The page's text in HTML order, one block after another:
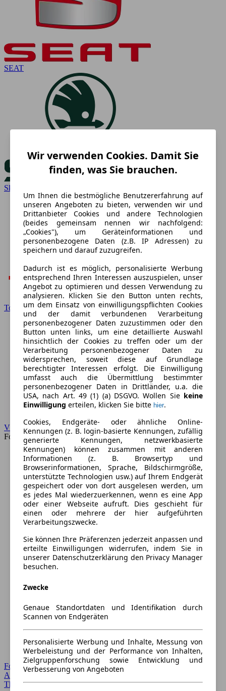
SEAT
Skoda
Toyota
VW
Forum
Forum Startseite
Alle Auto-Foren
Themen-Forum
Wir verwenden Cookies. Damit Sie
finden, was Sie brauchen.
Um Ihnen die bestmögliche Benutzererfahrung auf
unseren Angeboten zu bieten, verwenden wir und
Drittanbieter Cookies und andere Technologien
(beides gemeinsam nennen wir nachfolgend:
„Cookies"), um Geräteinformationen und
personenbezogene Daten (z.B. IP Adressen) zu
speichern und darauf zuzugreifen.
Dadurch ist es möglich, personalisierte Werbung
entsprechend Ihren Interessen auszuspielen, unser
Angebot zu optimieren und dessen Verwendung zu
analysieren. Klicken Sie den Button unten rechts,
um dem Einsatz von einwilligungspflichten Cookies
und der damit verbundenen Verarbeitung
personenbezogener Daten zuzustimmen oder den
Button unten links, um eine detaillierte Auswahl
hinsichtlich der Cookies zu treffen oder um der
Verarbeitung personenbezogener Daten zu
widersprechen, soweit diese auf Grundlage
berechtigter Interessen erfolgt. Die Einwilligung
umfasst auch die Übermittlung bestimmter
personenbezogener Daten in Drittländer, u.a. die
USA, nach Art. 49 (1) (a) DSGVO. Wollen Sie keine
Einwilligung erteilen, klicken Sie bitte hier.
Cookies, Endgeräte- oder ähnliche Online-
Kennungen (z. B. login-basierte Kennungen, zufällig
generierte Kennungen, netzwerkbasierte
Kennungen) können zusammen mit anderen
Informationen (z. B. Browsertyp und
Browserinformationen, Sprache, Bildschirmgröße,
unterstützte Technologien usw.) auf Ihrem Endgerät
gespeichert oder von dort ausgelesen werden, um
es jedes Mal wiederzuerkennen, wenn es eine App
oder einer Webseite aufruft. Dies geschieht für
einen oder mehrere der hier aufgeführten
Verarbeitungszwecke.
Sie können Ihre Präferenzen jederzeit anpassen und
erteilte Einwilligungen widerrufen, indem Sie in
unserer Datenschutzerklärung den Privacy Manager
besuchen.
Zwecke
Genaue Standortdaten und Identifikation durch
Scannen von Endgeräten
Personalisierte Werbung und Inhalte, Messung von
Werbeleistung und der Performance von Inhalten,
Zielgruppenforschung sowie Entwicklung und
Verbesserung von Angeboten